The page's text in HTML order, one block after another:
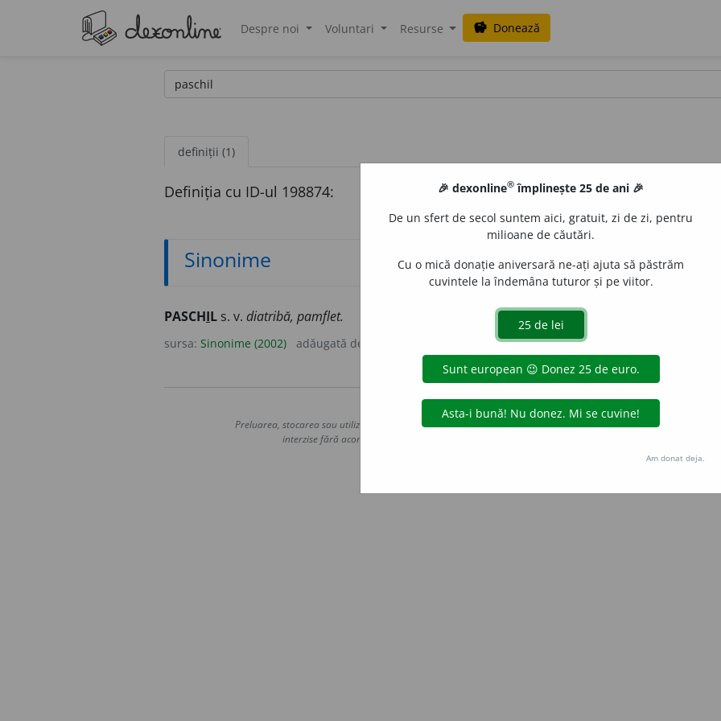
Despre noi Voluntari Resurse savings Donează
definiții (1)
Definiția cu ID-ul 198874:
Sinonime
PASCHIL s. v. diatribă, pamflet.
sursa: Sinonime (2002) adăugată de
Copyright © 2004-2026 dexonline (https://dexonline.ro)
Preluarea, stocarea sau utilizarea datelor de pe acest site, inclusiv prin orice metode de extragere automată
interzise fără acordul nostru prealabil scris, cu excepția seturilor de date oferite oficial spre utilizare
Hosterion
🎉 dexonline® împlinește 25 de ani 🎉
De un sfert de secol suntem aici, gratuit, zi de zi, pentru
milioane de căutări.
Cu o mică donație aniversară ne-ați ajuta să păstrăm
cuvintele la îndemâna tuturor și pe viitor.
Am donat deja.